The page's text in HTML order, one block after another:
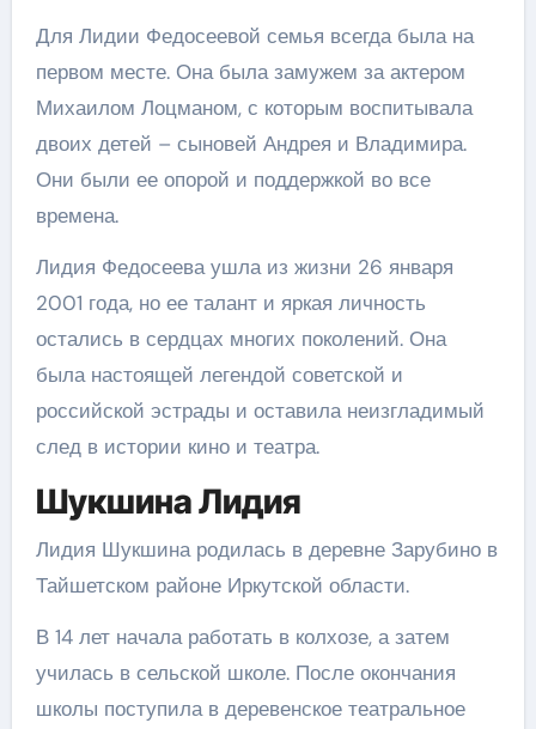
Для Лидии Федосеевой семья всегда была на
первом месте. Она была замужем за актером
Михаилом Лоцманом, с которым воспитывала
двоих детей – сыновей Андрея и Владимира.
Они были ее опорой и поддержкой во все
времена.
Лидия Федосеева ушла из жизни 26 января
2001 года, но ее талант и яркая личность
остались в сердцах многих поколений. Она
была настоящей легендой советской и
российской эстрады и оставила неизгладимый
след в истории кино и театра.
Шукшина Лидия
Лидия Шукшина родилась в деревне Зарубино в
Тайшетском районе Иркутской области.
В 14 лет начала работать в колхозе, а затем
училась в сельской школе. После окончания
школы поступила в деревенское театральное